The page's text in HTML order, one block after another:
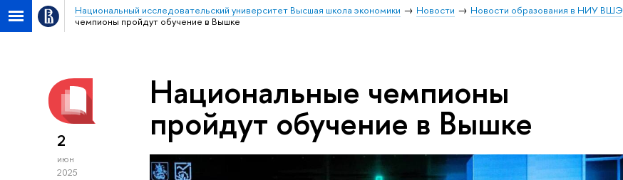
Национальный исследовательский университет Высшая школа экономики Новости Новости образования в НИУ ВШЭ
чемпионы пройдут обучение в Вышке
2
июн
2025
Национальные чемпионы
пройдут обучение в Вышке